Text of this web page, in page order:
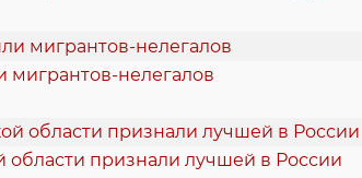
мигрантов-нелегалов
признали лучшей в России